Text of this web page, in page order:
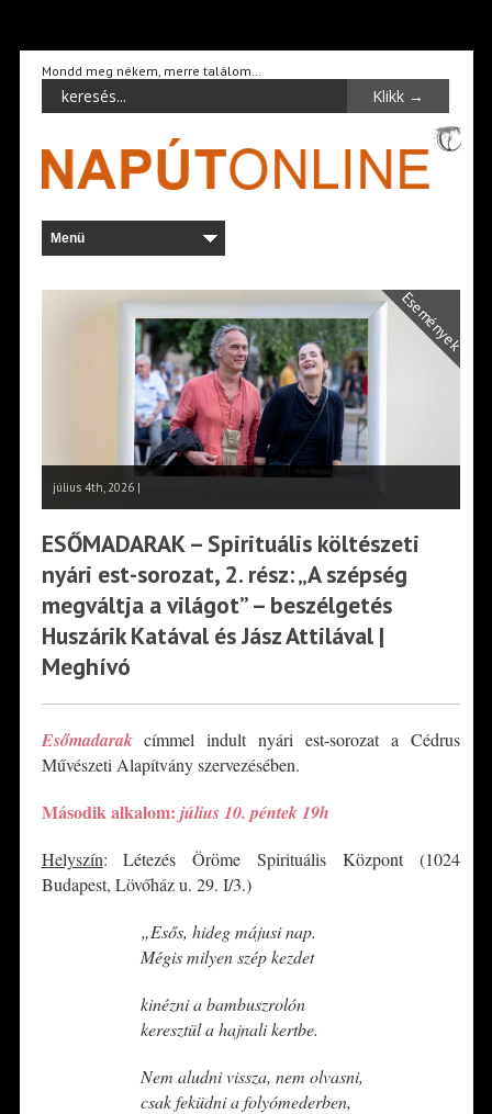
Mondd meg nékem, merre találom…
Események
július 4th, 2026 |
ESŐMADARAK – Spirituális költészeti
nyári est-sorozat, 2. rész: „A szépség
megváltja a világot” – beszélgetés
Huszárik Katával és Jász Attilával |
Meghívó
Esőmadarakcímmel indult nyári est-sorozat a Cédrus
Művészeti Alapítvány szervezésében.
Második alkalom: július 10. péntek 19h
Helyszín: Létezés Öröme Spirituális Központ (1024
Budapest, Lövőház u. 29. I/3.)
„Esős, hideg májusi nap.
Mégis milyen szép kezdet
kinézni a bambuszrolón
keresztül a hajnali kertbe.
Nem aludni vissza, nem olvasni,
csak feküdni a folyómederben,